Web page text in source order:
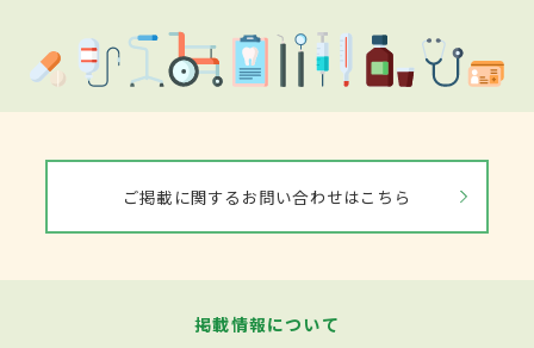
ご掲載に関するお問い合わせはこちら
掲載情報について